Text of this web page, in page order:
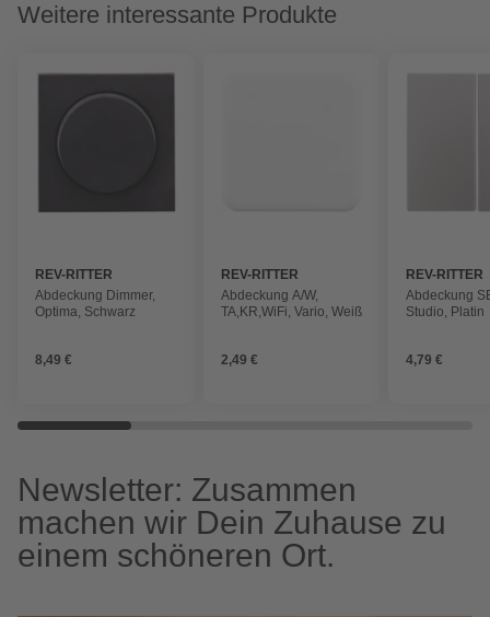
Weitere interessante Produkte
REV-RITTER
Abdeckung Dimmer,
Optima, Schwarz
8,49 €
REV-RITTER
Abdeckung A/W,
TA,KR,WiFi, Vario, Weiß
2,49 €
REV-RITTER
Abdeckung
Studio, Platin
4,79 €
Newsletter: Zusammen
machen wir Dein Zuhause zu
einem schöneren Ort.